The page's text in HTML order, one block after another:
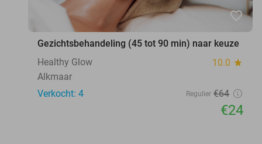
favorite_border
Gezichtsbehandeling (45 tot 90 min) naar keuze
Healthy Glow
10.0 star
Alkmaar
Verkocht: 4
Regulier €64
€24